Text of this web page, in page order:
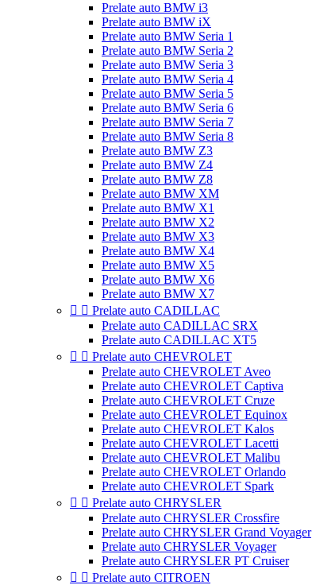
Prelate auto BMW i3
Prelate auto BMW iX
Prelate auto BMW Seria 1
Prelate auto BMW Seria 2
Prelate auto BMW Seria 3
Prelate auto BMW Seria 4
Prelate auto BMW Seria 5
Prelate auto BMW Seria 6
Prelate auto BMW Seria 7
Prelate auto BMW Seria 8
Prelate auto BMW Z3
Prelate auto BMW Z4
Prelate auto BMW Z8
Prelate auto BMW XM
Prelate auto BMW X1
Prelate auto BMW X2
Prelate auto BMW X3
Prelate auto BMW X4
Prelate auto BMW X5
Prelate auto BMW X6
Prelate auto BMW X7
  Prelate auto CADILLAC
Prelate auto CADILLAC SRX
Prelate auto CADILLAC XT5
  Prelate auto CHEVROLET
Prelate auto CHEVROLET Aveo
Prelate auto CHEVROLET Captiva
Prelate auto CHEVROLET Cruze
Prelate auto CHEVROLET Equinox
Prelate auto CHEVROLET Kalos
Prelate auto CHEVROLET Lacetti
Prelate auto CHEVROLET Malibu
Prelate auto CHEVROLET Orlando
Prelate auto CHEVROLET Spark
  Prelate auto CHRYSLER
Prelate auto CHRYSLER Crossfire
Prelate auto CHRYSLER Grand Voyager
Prelate auto CHRYSLER Voyager
Prelate auto CHRYSLER PT Cruiser
  Prelate auto CITROEN